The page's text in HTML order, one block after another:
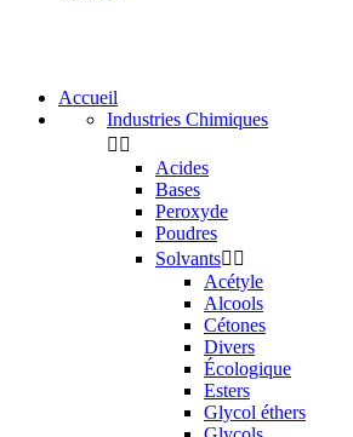
Accueil
Industries Chimiques
 
Acides
Bases
Peroxyde
Poudres
Solvants 
Acétyle
Alcools
Cétones
Divers
Écologique
Esters
Glycol éthers